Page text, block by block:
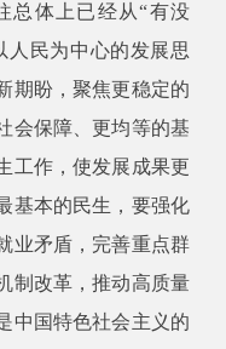
总体上已经从“有没
人民为中心的发展思
期盼，聚焦更稳定的
会保障、更均等的基
工作，使发展成果更
基本的民生，要强化
业矛盾，完善重点群
制改革，推动高质量
中国特色社会主义的